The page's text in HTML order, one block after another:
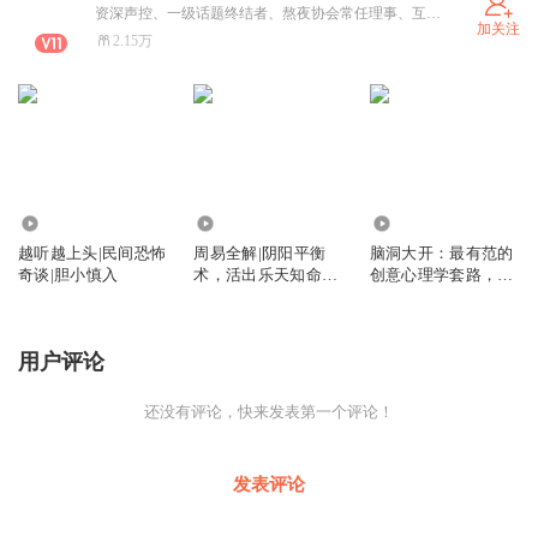
资深声控、一级话题终结者、熬夜协会常任理事、互联网金牌冲浪选手。
2.15万
加关注
越听越上头|民间恐怖
奇谈|胆小慎入
周易全解|阴阳平衡
术，活出乐天知命的
脑洞大开：最有范的
创意心理学套路，让
用户评论
还没有评论，快来发表第一个评论！
发表评论